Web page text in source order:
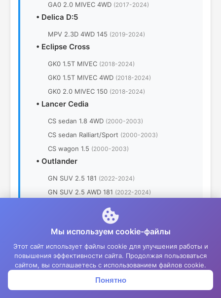
Войти
GA0 2.0 MIVEC 4WD (2017-2024)
• Delica D:5
MPV 2.3D 4WD 145 (2019-2024)
• Eclipse Cross
GK0 1.5T MIVEC (2018-2024)
GK0 1.5T MIVEC 4WD (2018-2024)
GK0 2.0 MIVEC 150 (2018-2024)
• Lancer Cedia
CS sedan 1.8 4WD (2000-2003)
CS sedan Ralliart/Sport (2000-2003)
CS wagon 1.5 (2000-2003)
• Outlander
GN SUV 2.5 181 (2022-2024)
GN SUV 2.5 AWD 181 (2022-2024)
CW0 SUV 2.0 MIVEC 2WD
CW0 SUV 2.0 MIVEC 4WD
CW0 SUV 2.4 MIVEC 4WD(2015-2022)
CW0 SUV 3.0 MIVEC 4WD(2015-2022)
CW0 SUV 3.0 MIVEC 4WD GT (2015-2022)
CW0 SUV 2.0 MIVEC 4WD(2012-2015)
Мы используем cookie-файлы
Этот сайт использует файлы cookie для улучшения работы и
повышения эффективности сайта. Продолжая пользоваться
сайтом, вы соглашаетесь с использованием файлов cookie.
Понятно